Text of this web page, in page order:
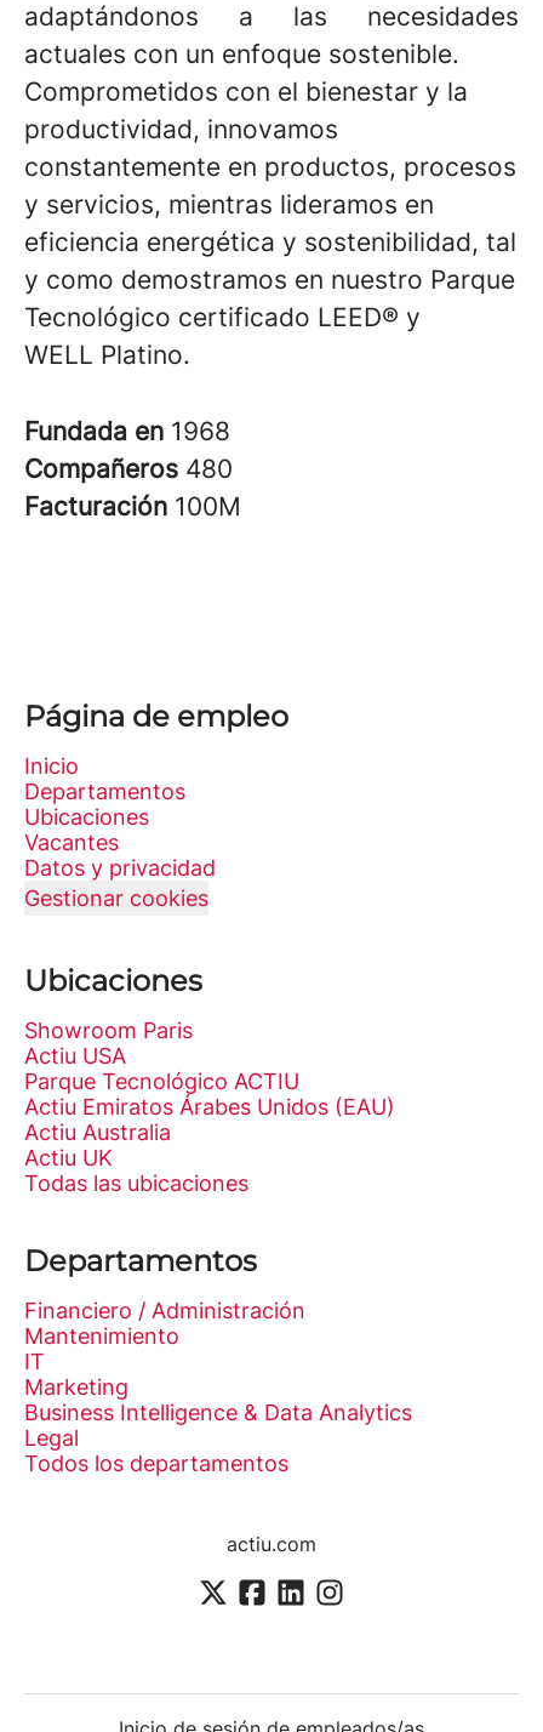
adaptándonos a las necesidades
actuales con un enfoque sostenible.
Comprometidos con el bienestar y la
productividad, innovamos
constantemente en productos, procesos
y servicios, mientras lideramos en
eficiencia energética y sostenibilidad, tal
y como demostramos en nuestro Parque
Tecnológico certificado LEED® y
WELL Platino.
Fundada en 1968
Compañeros 480
Facturación 100M
Página de empleo
Inicio
Departamentos
Ubicaciones
Vacantes
Datos y privacidad
Gestionar cookies
Ubicaciones
Showroom Paris
Actiu USA
Parque Tecnológico ACTIU
Actiu Emiratos Árabes Unidos (EAU)
Actiu Australia
Actiu UK
Todas las ubicaciones
Departamentos
Financiero / Administración
Mantenimiento
IT
Marketing
Business Intelligence & Data Analytics
Legal
Todos los departamentos
actiu.com